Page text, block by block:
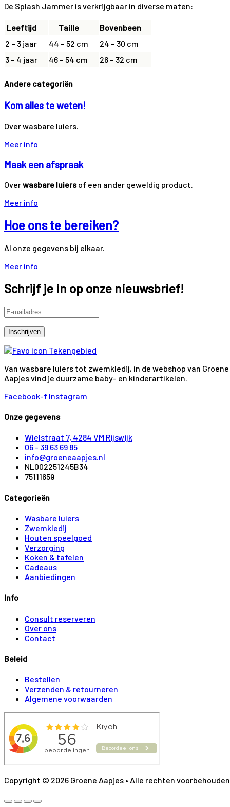
De Splash Jammer is verkrijgbaar in diverse maten:
Leeftijd Taille
Bovenbeen
2 – 3 jaar
44 – 52 cm
24 – 30 cm
3 – 4 jaar
46 – 54 cm 26 – 32 cm
Andere categoriën
Kom alles te weten!
Over wasbare luiers.
Meer info
Maak een afspraak
Overwasbare luiersof een ander geweldig product.
Meer info
Hoe ons te bereiken?
Al onze gegevens bij elkaar.
Meer info
Schrijf je in op onze nieuwsbrief!
Van wasbare luiers tot zwemkledij, in de webshop van Groene
Aapjes vind je duurzame baby- en kinderartikelen.
Facebook-f Instagram
Onze gegevens
Wielstraat 7, 4284 VM Rijswijk
06 - 39 63 69 85
info@groeneaapjes.nl
NL002251245B34
75111659
Categorieën
Wasbare luiers
Zwemkledij
Houten speelgoed
Verzorging
Koken & tafelen
Cadeaus
Aanbiedingen
Info
Consult reserveren
Over ons
Contact
Beleid
Bestellen
Verzenden & retourneren
Algemene voorwaarden
Copyright © 2026 Groene Aapjes • Alle rechten